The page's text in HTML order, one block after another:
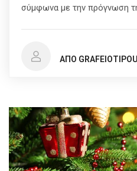
σύμφωνα με την πρόγνωση
ΑΠΌ GRAFEIOTIPOU